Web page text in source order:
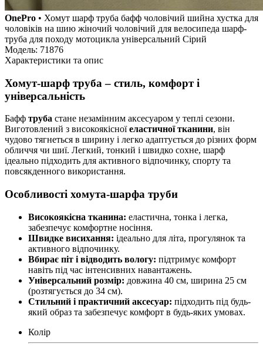
OnePro • Хомут шарф труба бафф чоловічий шийна хустка для
чоловіків на шию жіночий чоловічий для велосипеда шарф-
труба для походу мотоцикла універсальний Сірий
Модель: 71876
Характеристики та опис
Хомут-шарф труба – стиль, комфорт і
універсальність
Бафф труба стане незамінним аксесуаром у теплі сезони.
Виготовлений з високоякісноїеластичної тканини, він
чудово тягнеться в ширину і легко адаптується до різних форм
обличчя чи шиї. Легкий, тонкий і швидко сохне, шарф
ідеально підходить для активного відпочинку, спорту та
повсякденного використання.
Особливості хомута-шарфа труби
Високоякісна тканина: еластична, тонка і легка,
забезпечує комфортне носіння.
Швидке висихання: ідеально для літа, прогулянок та
активного відпочинку.
Вбирає піт і відводить вологу: підтримує комфорт
навіть під час інтенсивних навантажень.
Універсальний розмір: довжина 40 см, ширина 25 см
(розтягується до 34 см).
Стильний і практичний аксесуар: підходить під будь-
який образ та забезпечує комфорт в будь-яких умовах.
Колір